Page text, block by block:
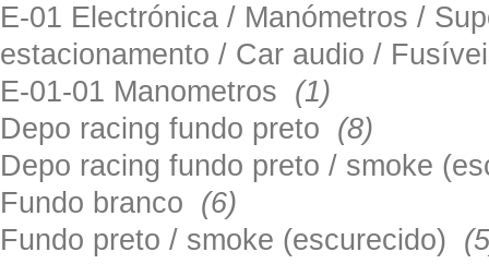
E-01 Electrónica / Manómetros /
estacionamento / Car audio /
E-01-01 Manometros (1)
Depo racing fundo preto (8)
Depo racing fundo preto / smoke
Fundo branco (6)
Fundo preto / smoke (escurecido)